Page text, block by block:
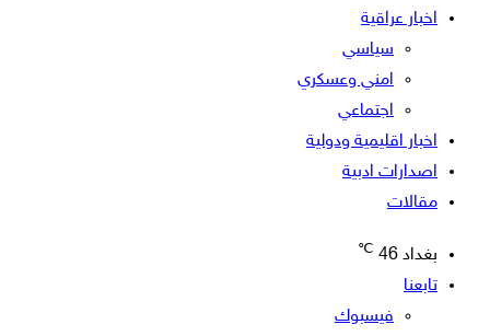
اخبار عراقية
سياسي
امني وعسكري
اجتماعي
اخبار اقليمية ودولية
اصدارات ادبية
مقالات
بغداد 46
℃
تابعنا
فيسبوك